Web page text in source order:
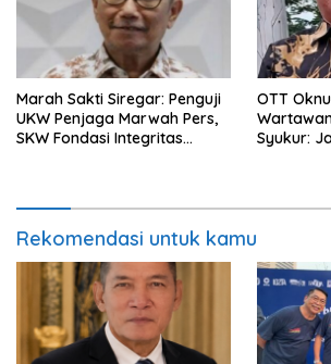
Marah Sakti Siregar: Penguji
UKW Penjaga Marwah Pers,
SKW Fondasi Integritas
OTT
Syukur:
Rekomendasi untuk kamu